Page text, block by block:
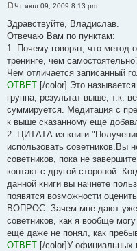
о
б
щ
е
н
е
Чт июл 09, 2009 8:13 pm
Здравствуйте, Владислав.
Отвечаю Вам по пунктам:
1. Почему говорят, что метод
тренинге, чем
Чем отличается записанный
ОТВЕТ [/color] Это
группа, результат выше, т.к.
суммируется. Медитация с
к выше сказанному еще
2. ЦИТАТА из книги
использовать советников.Вы
советников, пока не
контакт с другой стороной.
данной книги вы начнете
появятся возможности
ВОПРОС: Зачем мне дают уже
советников, как я вообще
ещё даже не понял, как
ОТВЕТ [/color]У официальных